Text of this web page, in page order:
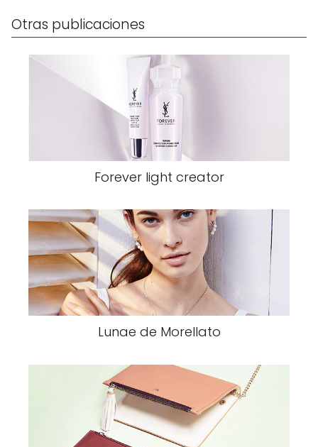
Otras publicaciones
Forever light creator
Lunae de Morellato